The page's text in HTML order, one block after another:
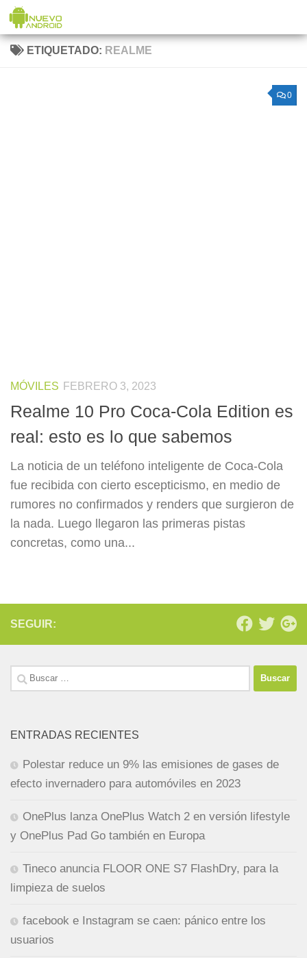
Saltar al contenido
ETIQUETADO: REALME
0
MÓVILES FEBRERO 3, 2023
Realme 10 Pro Coca-Cola Edition es
real: esto es lo que sabemos
La noticia de un teléfono inteligente de Coca-Cola
fue recibida con cierto escepticismo, en medio de
rumores no confirmados y renders que surgieron de
la nada. Luego llegaron las primeras pistas
concretas, como una...
SEGUIR:
Buscar:
ENTRADAS RECIENTES
Polestar reduce un 9% las emisiones de gases de
efecto invernadero para automóviles en 2023
OnePlus lanza OnePlus Watch 2 en versión lifestyle
y OnePlus Pad Go también en Europa
Tineco anuncia FLOOR ONE S7 FlashDry, para la
limpieza de suelos
facebook e Instagram se caen: pánico entre los
usuarios